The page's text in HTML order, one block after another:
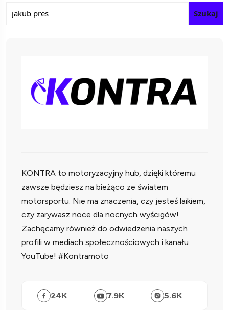
Szukaj
KONTRA to motoryzacyjny hub, dzięki któremu
zawsze będziesz na bieżąco ze światem
motorsportu. Nie ma znaczenia, czy jesteś laikiem,
czy zarywasz noce dla nocnych wyścigów!
Zachęcamy również do odwiedzenia naszych
profili w mediach społecznościowych i kanału
YouTube! #Kontramoto
24K 7.9K 5.6K